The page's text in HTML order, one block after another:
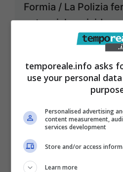
Formia / La Polizia
potenziale suicida
temporeale.info asks
use your personal
Personalised advertising
content measurement,
services development
Store and/or access
Learn more